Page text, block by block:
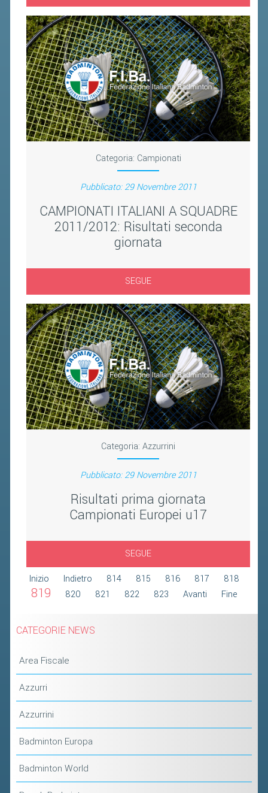
Categoria: Campionati
Pubblicato: 29 Novembre 2011
CAMPIONATI ITALIANI A SQUADRE
2011/2012: Risultati seconda
giornata
SEGUE
Categoria:Azzurrini
Pubblicato: 29 Novembre 2011
Risultati prima giornata
Campionati Europei u17
SEGUE
Inizio
Indietro 814 815 816 817 818
819 820 821 822 823 Avanti Fine
CATEGORIE NEWS
Area Fiscale
Azzurri
Azzurrini
Badminton Europa
Badminton World
PICKLEBALL
FIBA PICKLEBALL TOUR
CLASSIFICHE PICKLEBALL
BANDI PUBBLICI
VOLA CON NOI 2026
2026
2025
2024
2023
2020
2019
2018